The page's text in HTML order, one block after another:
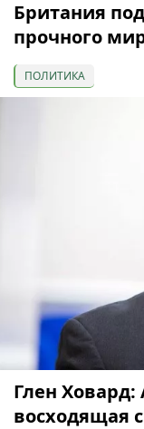
Британия
прочного
ПОЛИТИКА
Глен
восходящая